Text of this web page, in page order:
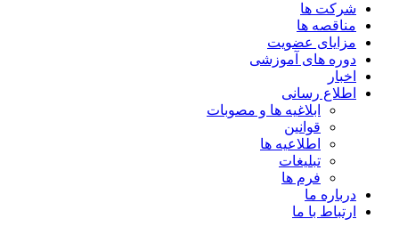
شرکت ها
مناقصه ها
مزایای عضویت
دوره های آموزشی
اخبار
اطلاع رسانی
ابلاغیه ها و مصوبات
قوانین
اطلاعیه ها
تبلیغات
فرم ها
درباره ما
ارتباط با ما